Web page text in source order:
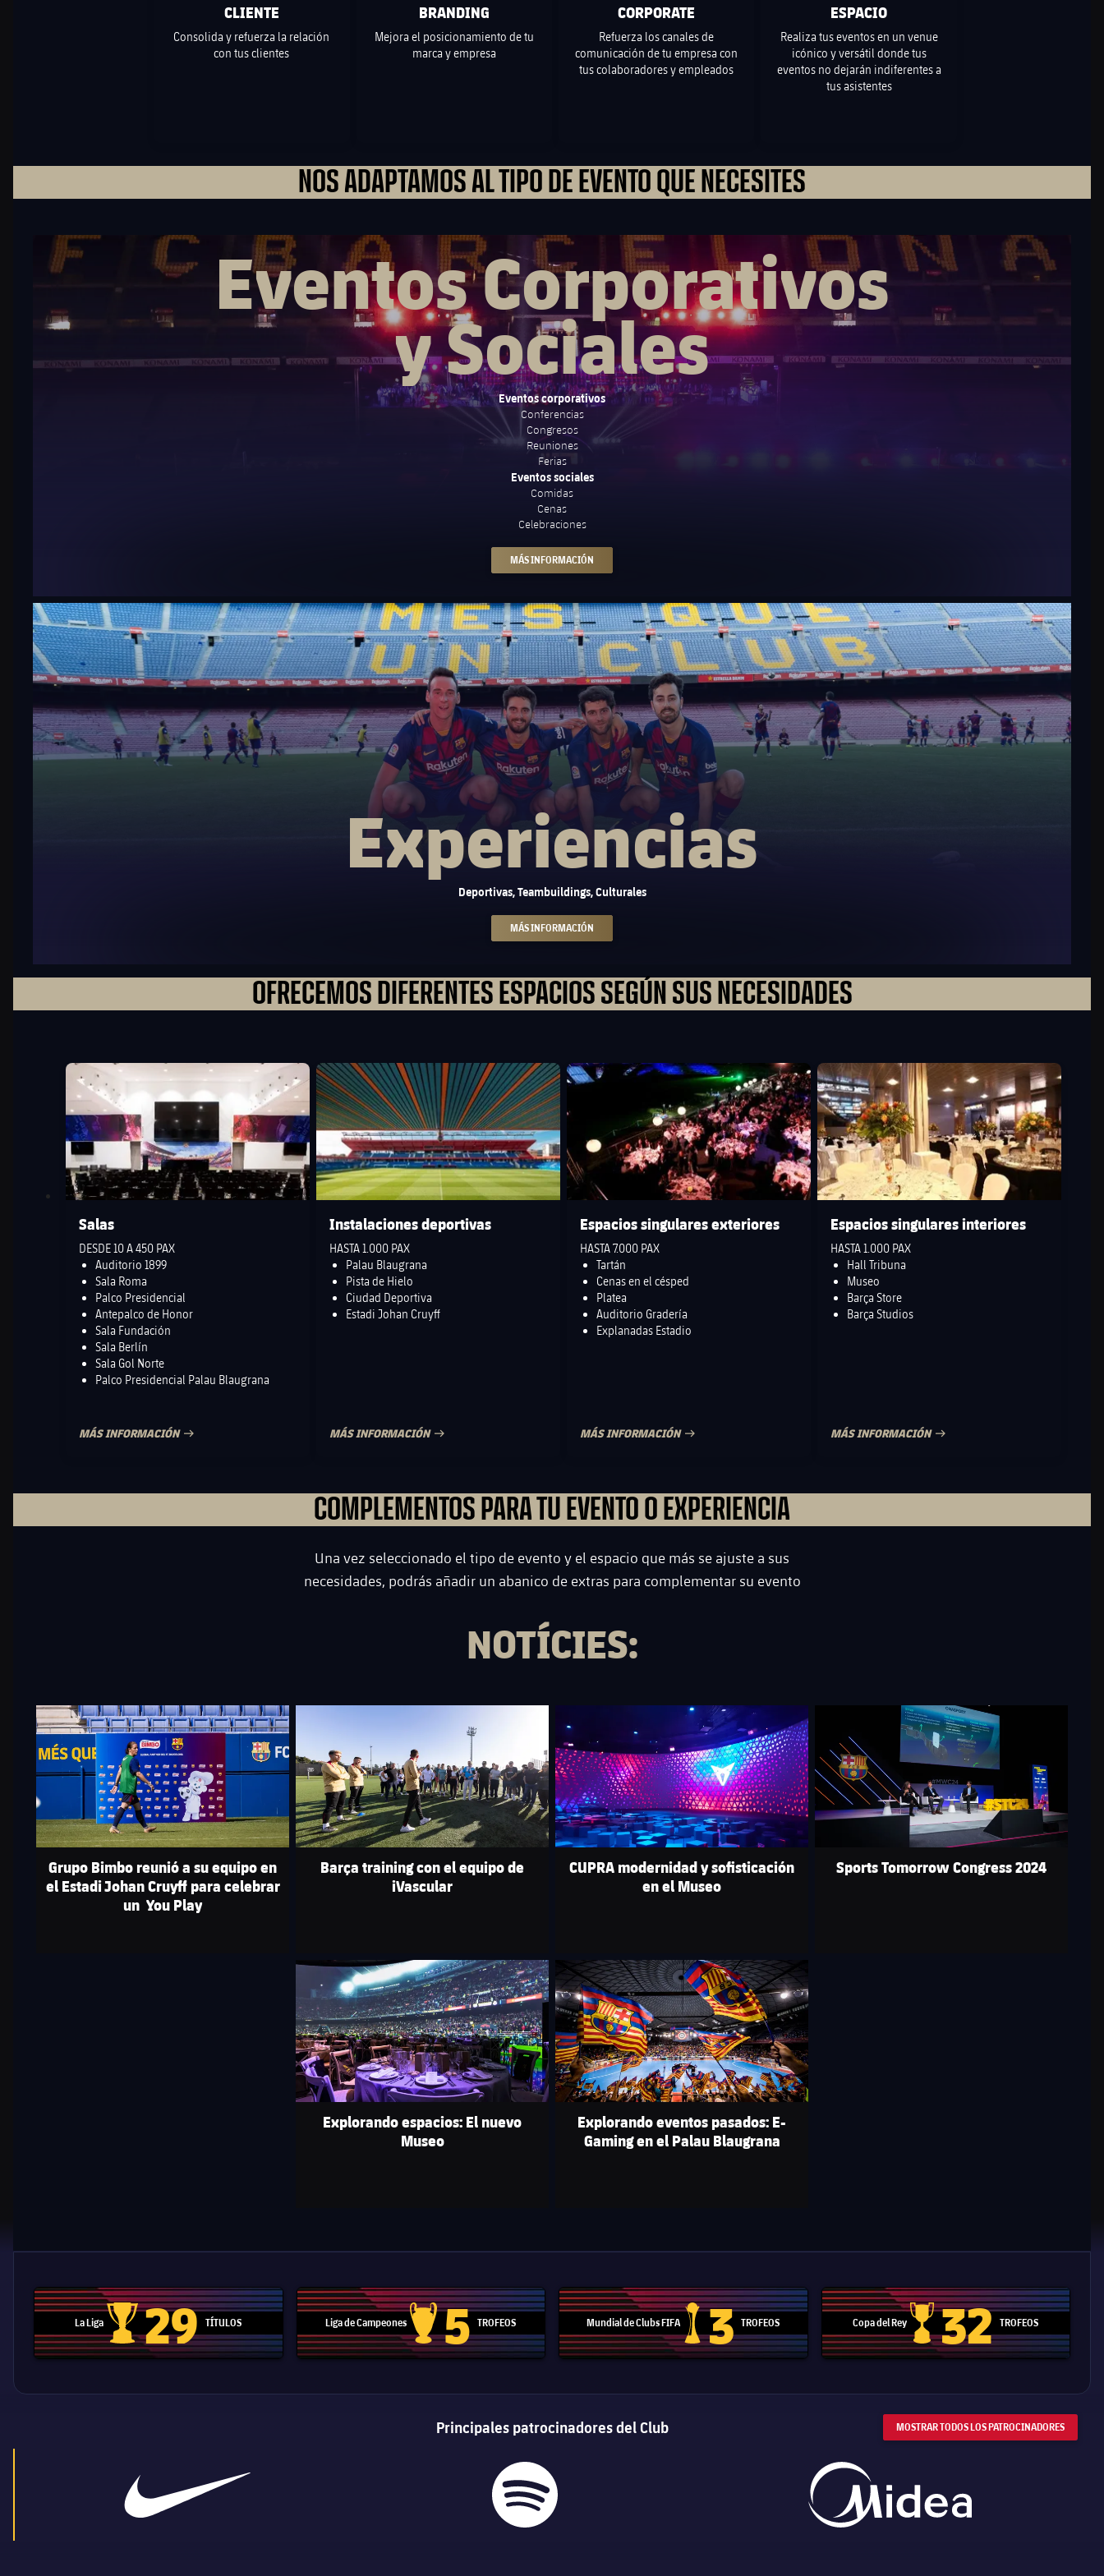
CLIENTE
Consolida y refuerza la relación
con tus clientes
BRANDING
Mejora el posicionamiento de tu
marca y empresa
CORPORATE
Refuerza los canales de
comunicación de tu empresa con
tus colaboradores y empleados
ESPACIO
Realiza tus eventos en un venue
icónico y versátil donde tus
eventos no dejarán indiferentes a
tus asistentes
NOS ADAPTAMOS AL TIPO DE EVENTO QUE NECESITES
Eventos Corporativos
y Sociales
Eventos corporativos
Conferencias
Congresos
Reuniones
Ferias
Eventos sociales
Comidas
Cenas
Celebraciones
MÁS INFORMACIÓN
Experiencias
Deportivas, Teambuildings, Culturales
MÁS INFORMACIÓN
OFRECEMOS DIFERENTES ESPACIOS SEGÚN SUS NECESIDADES
FC Barcelona club badge
Salas
DESDE 10 A 450 PAX
Auditorio 1899
Sala Roma
Palco Presidencial
Antepalco de Honor
Sala Fundación
Sala Berlín
Sala Gol Norte
Palco Presidencial Palau Blaugrana
MÁS INFORMACIÓN
FECHA DE PUBLICACIÓN
FC Barcelona club badge
Instalaciones deportivas
HASTA 1.000 PAX
Palau Blaugrana
Pista de Hielo
Ciudad Deportiva
Estadi Johan Cruyff
MÁS INFORMACIÓN
FECHA DE PUBLICACIÓN
FC Barcelona club badge
Espacios singulares exteriores
HASTA 7.000 PAX
Tartán
Cenas en el césped
Platea
Auditorio Gradería
Explanadas Estadio
MÁS INFORMACIÓN
FECHA DE PUBLICACIÓN
FC Barcelona club badge
Espacios singulares interiores
HASTA 1.000 PAX
Hall Tribuna
Museo
Barça Store
Barça Studios
MÁS INFORMACIÓN
FECHA DE PUBLICACIÓN
COMPLEMENTOS PARA TU EVENTO O EXPERIENCIA
Una vez seleccionado el tipo de evento y el espacio que más se ajuste a sus
necesidades, podrás añadir un abanico de extras para complementar su evento
NOTÍCIES:
FC Barcelona club badge
Grupo Bimbo reunió a su equipo en
el Estadi Johan Cruyff para celebrar
un You Play
Barça training con el equipo de
iVascular
CUPRA modernidad y sofisticación
en el Museo
FC Barcelona club badge
Sports Tomorrow Congress 2024
FC Barcelona club badge
Explorando espacios: El nuevo
Museo
FC Barcelona club badge
Explorando eventos pasados: E-
Gaming en el Palau Blaugrana
La Liga
Trofeo de La Liga
29 TÍTULOS Liga de Campeones
Trofeo de la Liga de Campeones
5 TROFEOS Mundial de Clubs FIFA
Trofeo del Mundial de Clubes
3 TROFEOS Copa del Rey
Copa del Rey
32 TROFEOS
Principales patrocinadores del Club MOSTRAR TODOS LOS PATROCINADORES